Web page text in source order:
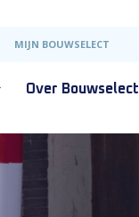
MIJN BOUWSELECT
Over Bouwselect